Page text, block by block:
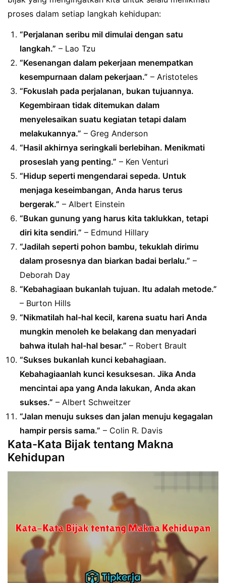
proses dalam setiap langkah kehidupan:
“Perjalanan seribu mil dimulai dengan satu
langkah.” – Lao Tzu
“Kesenangan dalam pekerjaan menempatkan
kesempurnaan dalam pekerjaan.” – Aristoteles
“Fokuslah pada perjalanan, bukan tujuannya.
Kegembiraan tidak ditemukan dalam
menyelesaikan suatu kegiatan tetapi dalam
melakukannya.” – Greg Anderson
“Hasil akhirnya seringkali berlebihan. Menikmati
proseslah yang penting.” – Ken Venturi
“Hidup seperti mengendarai sepeda. Untuk
menjaga keseimbangan, Anda harus terus
bergerak.” – Albert Einstein
“Bukan gunung yang harus kita taklukkan, tetapi
diri kita sendiri.” – Edmund Hillary
“Jadilah seperti pohon bambu, tekuklah dirimu
dalam prosesnya dan biarkan badai berlalu.” –
Deborah Day
“Kebahagiaan bukanlah tujuan. Itu adalah metode.”
– Burton Hills
“Nikmatilah hal-hal kecil, karena suatu hari Anda
mungkin menoleh ke belakang dan menyadari
bahwa itulah hal-hal besar.” – Robert Brault
“Sukses bukanlah kunci kebahagiaan.
Kebahagiaanlah kunci kesuksesan. Jika Anda
mencintai apa yang Anda lakukan, Anda akan
sukses.” – Albert Schweitzer
“Jalan menuju sukses dan jalan menuju kegagalan
hampir persis sama.” – Colin R. Davis
Kata-Kata Bijak tentang Makna
Kehidupan